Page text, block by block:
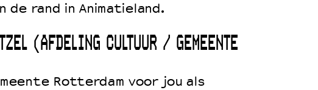
de rand in Animatieland.
(AFDELING CULTUUR / GEMEENTE
Rotterdam voor jou als